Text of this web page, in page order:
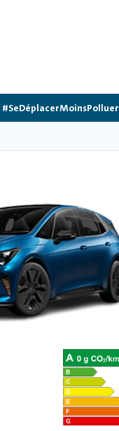
#SeDéplacerMoinsPolluer